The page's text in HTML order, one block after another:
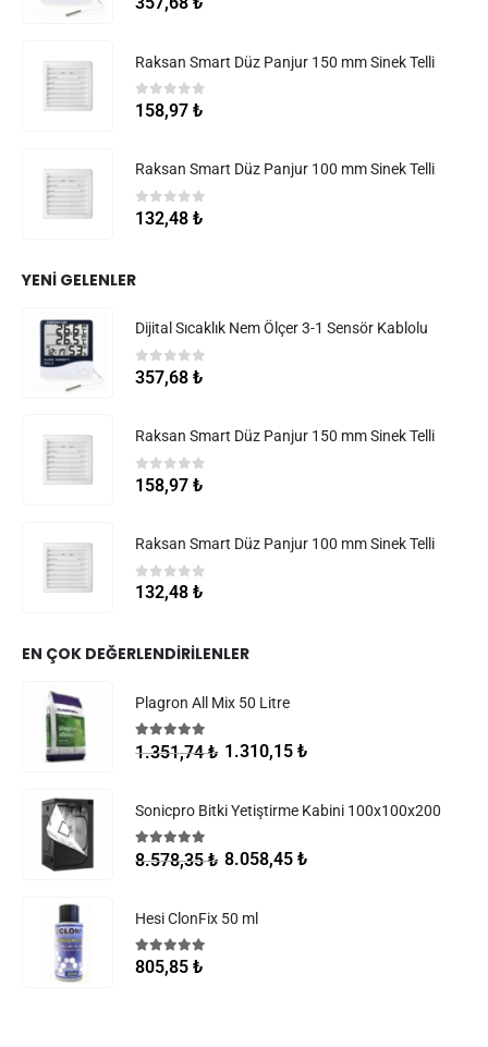
Raksan Smart Düz Panjur 150 mm Sinek Telli
0 5 üzerinden
158,97 ₺
Raksan Smart Düz Panjur 100 mm Sinek Telli
05 üzerinden
132,48 ₺
YENI GELENLER
Dijital Sıcaklık Nem Ölçer 3-1 Sensör Kablolu
05 üzerinden
357,68 ₺
Raksan Smart Düz Panjur 150 mm Sinek Telli
0 5 üzerinden
158,97 ₺
Raksan Smart Düz Panjur 100 mm Sinek Telli
05 üzerinden
132,48 ₺
EN ÇOK DEĞERLENDIRILENLER
Plagron All Mix 50 Litre
5.005 üzerinden
1.351,74₺ 1.310,15 ₺
Sonicpro Bitki Yetiştirme Kabini 100x100x200
5.005 üzerinden
8.578,35₺ 8.058,45 ₺
Hesi ClonFix 50 ml
5.00 5 üzerinden
805,85 ₺